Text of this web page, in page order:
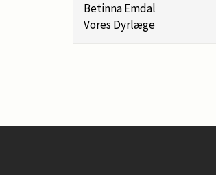
Betinna Emdal
Vores Dyrlæge